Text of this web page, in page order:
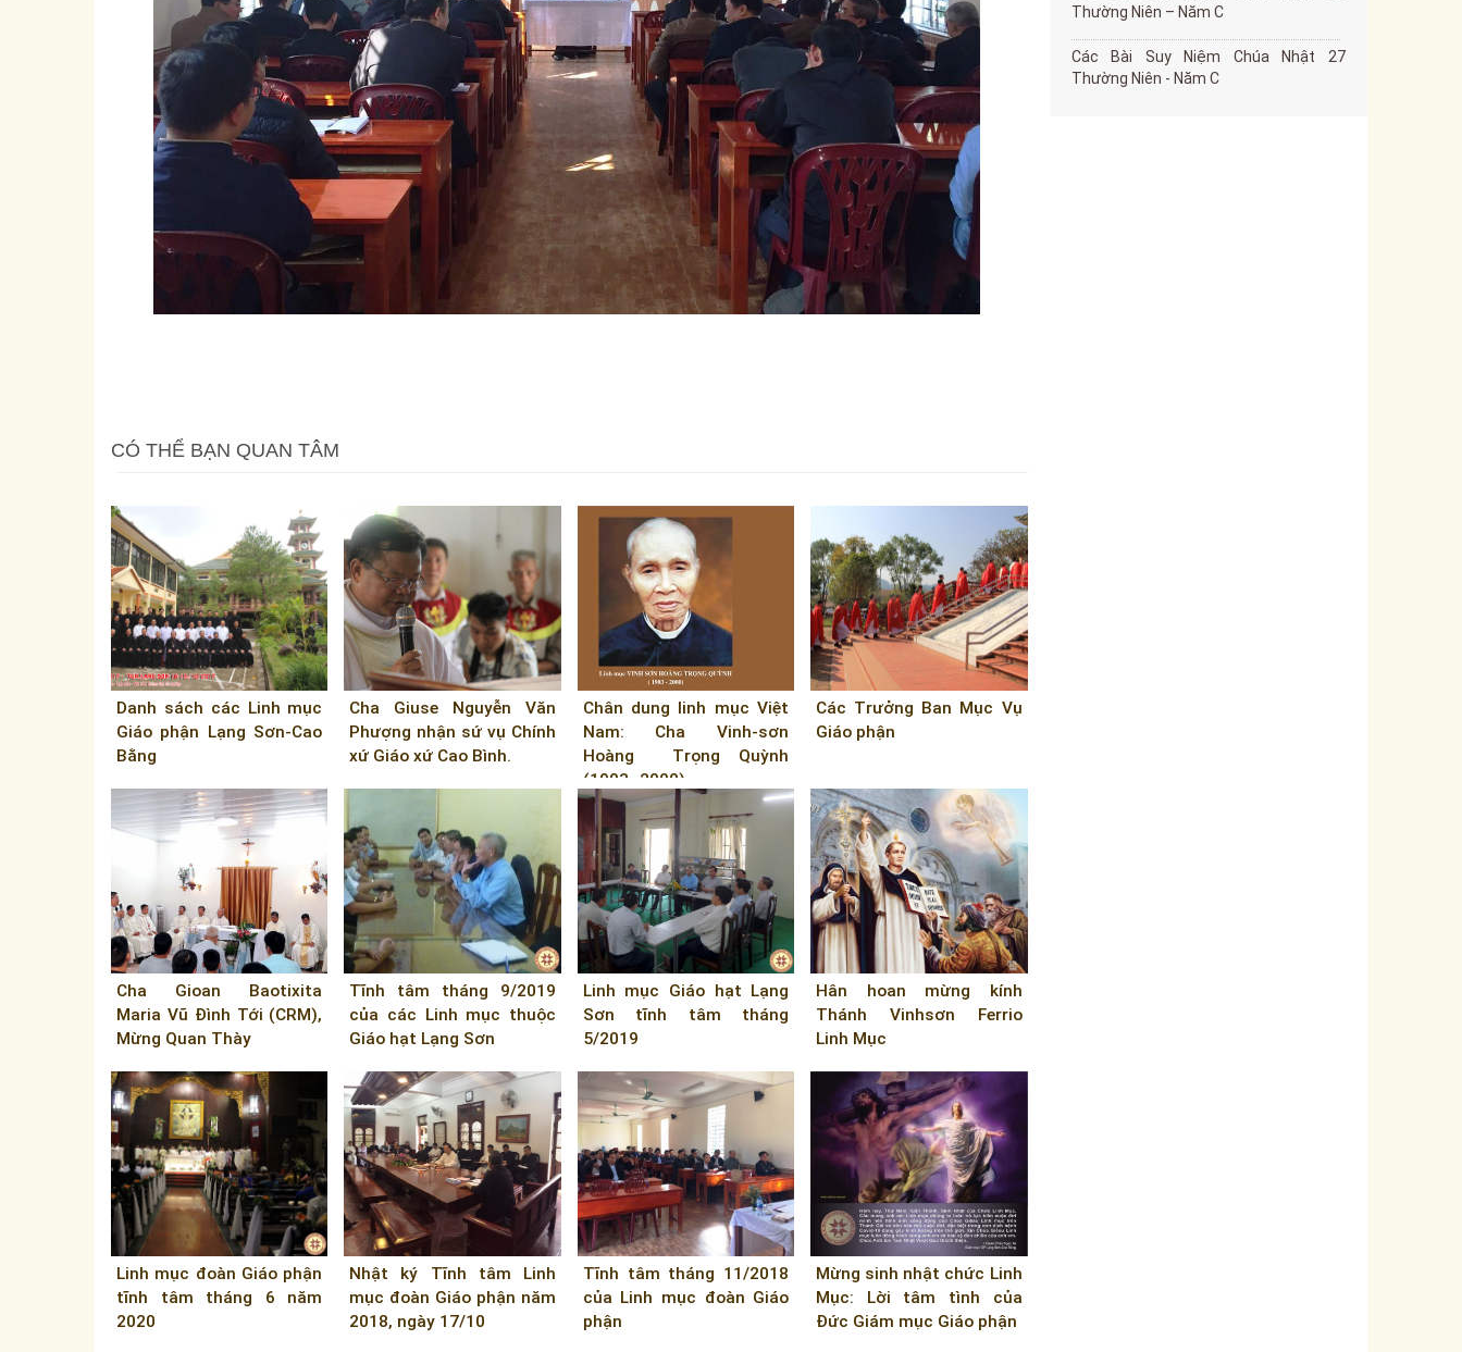
CÓ THỂ BẠN QUAN TÂM
Danh sách các Linh mục
Giáo phận Lạng Sơn-Cao
Bằng
Cha Giuse Nguyễn Văn
Phượng nhận sứ vụ Chính
xứ Giáo xứ Cao Bình.
Chân dung linh mục Việt
Nam: Cha Vinh-sơn
Hoàng Trọng Quỳnh
(1903–2000)
Các Trưởng Ban Mục Vụ
Giáo phận
Cha Gioan Baotixita
Maria Vũ Đình Tới (CRM),
Mừng Quan Thày
Tĩnh tâm tháng 9/2019
của các Linh mục thuộc
Giáo hạt Lạng Sơn
Linh mục Giáo hạt Lạng
Sơn tĩnh tâm tháng
5/2019
Hân hoan mừng kính
Thánh Vinhsơn Ferrio
Linh Mục
Linh mục đoàn Giáo phận
tĩnh tâm tháng 6 năm
2020
Nhật ký Tĩnh tâm Linh
mục đoàn Giáo phận năm
2018, ngày 17/10
Tĩnh tâm tháng 11/2018
của Linh mục đoàn Giáo
phận
Mừng sinh nhật chức Linh
Mục: Lời tâm tình của
Đức Giám mục Giáo phận
Thường Niên – Năm C
Các Bài Suy Niệm Chúa Nhật 27
Thường Niên - Năm C